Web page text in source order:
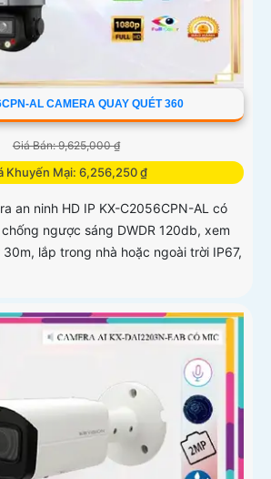
AL CAMERA QUAY QUÉT 360
Giá Bán: 9,625,000 ₫
Khuyến Mại: 6,256,250 ₫
an ninh HD IP KX-C2056CPN-AL có
ngược sáng DWDR 120db, xem
30m, lắp trong nhà hoặc ngoài trời IP67,